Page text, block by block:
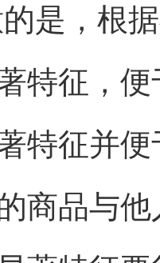
是，根
特征，
特征并
商品与